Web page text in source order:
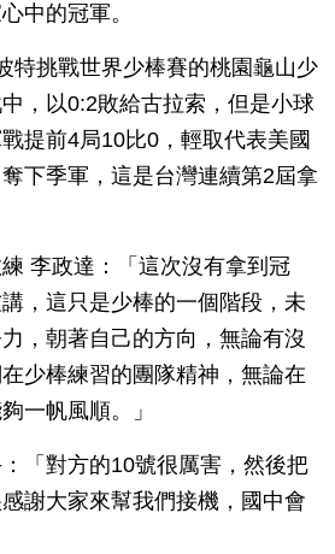
中的冠軍。
特挑戰世界少棒賽的桃園龜山少
，以0:2敗給古拉索，但是小球
提前4局10比0，輕取代表美國
下季軍，這是台灣連續第2屆拿
李政達：「這次沒有拿到冠
，這只是少棒的一個階段，未
，朝著自己的方向，無論有沒
少棒練習的團隊精神，無論在
一帆風順。」
「對方的10號很厲害，然後把
謝大家來幫我們接機，國中會